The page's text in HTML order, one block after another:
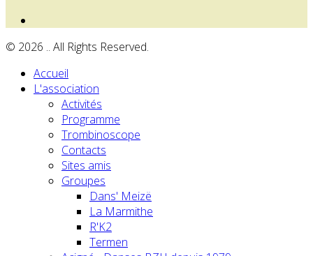
© 2026 .. All Rights Reserved.
Accueil
L'association
Activités
Programme
Trombinoscope
Contacts
Sites amis
Groupes
Dans' Meizë
La Marmithe
R'K2
Termen